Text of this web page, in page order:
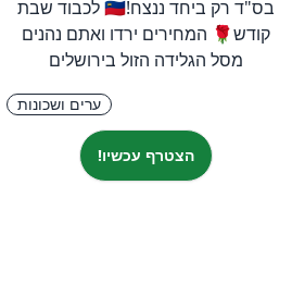
בס"ד רק ביחד ננצח!🇮🇱 לכבוד שבת
קודש🌹 המחירים ירדו ואתם נהנים
מסל הגלידה הזול בירושלים
ערים ושכונות
הצטרף עכשיו!